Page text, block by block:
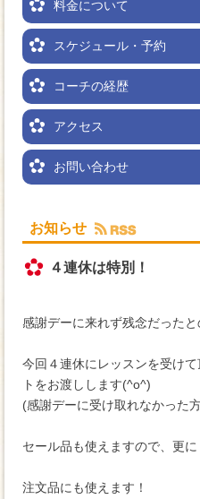
料金について
スケジュール・予約
コーチの経歴
アクセス
お問い合わせ
お知らせ
４連休は特別！
感謝デーに来れず残念だったと
今回４連休にレッスンを受け
トをお渡しします(^o^)
(感謝デーに受け取れなかった
セール品も使えますので、更に
注文品にも使えます！